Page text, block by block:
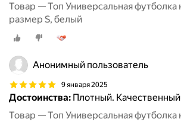
Товар — Топ Универсальная футболка
размер S, белый
Анонимный пользователь
9 января 2025
Достоинства: Плотный.
Товар — Топ Универсальная футболка